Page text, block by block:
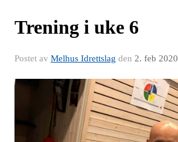
Trening i uke 6
Postet av Melhus Idrettslag den 2. feb 2020